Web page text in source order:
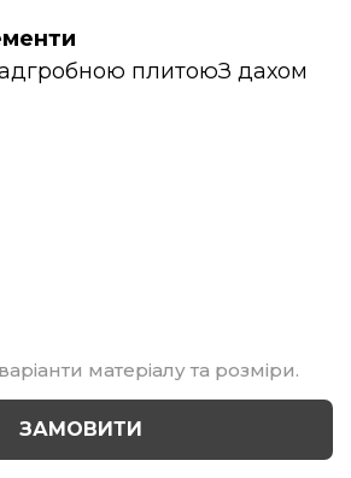
плитоюЗ дахом
матеріалу та розміри.
ЗАМОВИТИ